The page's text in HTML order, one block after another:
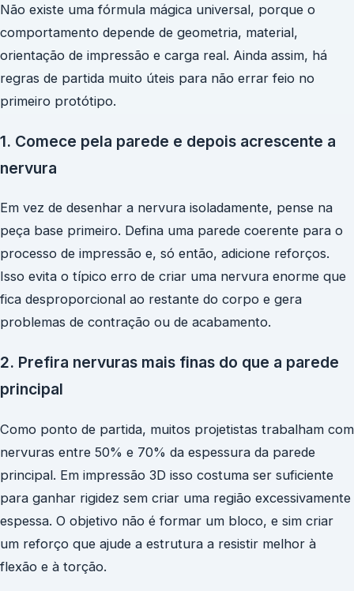
Não existe uma fórmula mágica universal, porque o
comportamento depende de geometria, material,
orientação de impressão e carga real. Ainda assim, há
regras de partida muito úteis para não errar feio no
primeiro protótipo.
1. Comece pela parede e depois acrescente a
nervura
Em vez de desenhar a nervura isoladamente, pense na
peça base primeiro. Defina uma parede coerente para o
processo de impressão e, só então, adicione reforços.
Isso evita o típico erro de criar uma nervura enorme que
fica desproporcional ao restante do corpo e gera
problemas de contração ou de acabamento.
2. Prefira nervuras mais finas do que a parede
principal
Como ponto de partida, muitos projetistas trabalham com
nervuras entre 50% e 70% da espessura da parede
principal. Em impressão 3D isso costuma ser suficiente
para ganhar rigidez sem criar uma região excessivamente
espessa. O objetivo não é formar um bloco, e sim criar
um reforço que ajude a estrutura a resistir melhor à
flexão e à torção.